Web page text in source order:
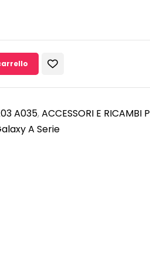
A035,ACCESSORI E RICAMBI
A Serie